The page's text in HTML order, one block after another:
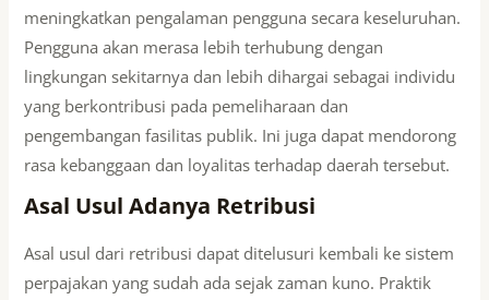
meningkatkan pengalaman pengguna secara keseluruhan.
Pengguna akan merasa lebih terhubung dengan
lingkungan sekitarnya dan lebih dihargai sebagai individu
yang berkontribusi pada pemeliharaan dan
pengembangan fasilitas publik. Ini juga dapat mendorong
rasa kebanggaan dan loyalitas terhadap daerah tersebut.
Asal Usul Adanya Retribusi
Asal usul dari retribusi dapat ditelusuri kembali ke sistem
perpajakan yang sudah ada sejak zaman kuno. Praktik